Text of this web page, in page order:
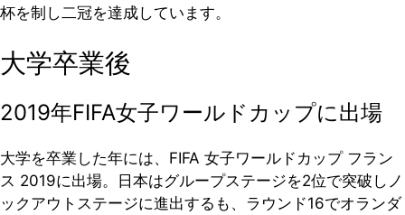
杯を制し二冠を達成しています。
大学卒業後
2019年FIFA女子ワールドカップに出場
大学を卒業した年には、FIFA 女子ワールドカップ フラン
ス 2019に出場。日本はグループステージを2位で突破しノ
ックアウトステージに進出するも、ラウンド16でオランダ